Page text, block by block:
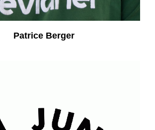
Patrice Berger